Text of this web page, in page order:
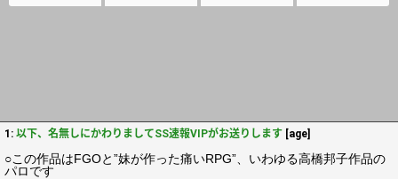
1: 以下、名無しにかわりましてSS速報VIPがお送りします [age]
○この作品はFGOと”妹が作った痛いRPG”、いわゆる高橋邦子作品の
パロです